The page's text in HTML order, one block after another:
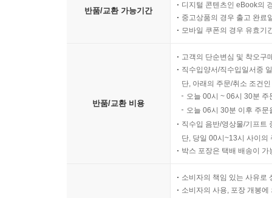
반품/교환 가능기간
디지털 콘텐츠인 eBook의
중고상품의 경우 출고 완료
모바일 쿠폰의 경우 유효기
반품/교환 비용
고객의 단순변심 및 착오구
직수입양서/직수입일서중
단, 아래의 주문/취소 조건
오늘 00시 ~ 06시 30분
오늘 06시 30분 이후 주
직수입 음반/영상물/기프트
단, 당일 00시~13시 사이의
박스 포장은 택배 배송이
소비자의 책임 있는 사유로
소비자의 사용, 포장 개봉